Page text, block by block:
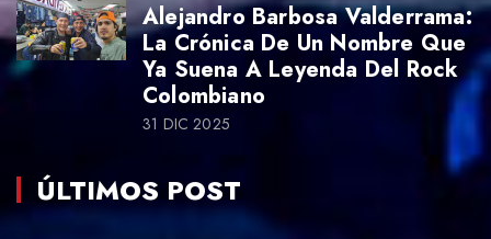
Alejandro Barbosa Valderrama:
La Crónica De Un Nombre Que
Ya Suena A Leyenda Del Rock
Colombiano
31 DIC 2025
ÚLTIMOS POST